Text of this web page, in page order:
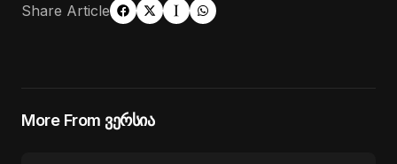
Share Article
More From ვერსია